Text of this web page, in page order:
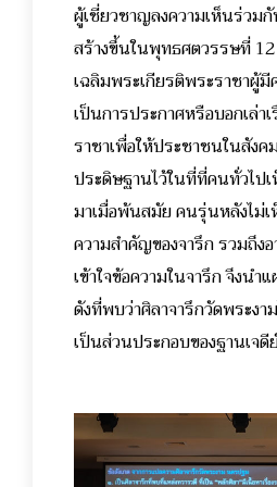
ผู้เชี่ยวชาญลงความเห็นร่วม
สร้างขึ้นในพุทธศตวรรษที่
เฉลิมพระเกียรติพระราชาผู้มี
เป็นการประกาศหรือบอกเล่า
ราชาเพื่อให้ประชาชนในสังค
ประดิษฐานไว้ในที่ที่คนทั่วไป
มาเมื่อพ้นสมัย คนรุ่นหลังไม่
ความสำคัญของจารึก รวมถึง
เข้าใจข้อความในจารึก จึงน
ดังที่พบว่าศิลาจารึกวัดพระง
เป็นส่วนประกอบของฐานเจดี